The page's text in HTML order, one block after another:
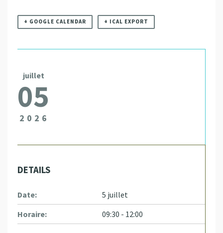
+ GOOGLE CALENDAR + ICAL EXPORT
juillet
05
2026
DETAILS
Date:
5 juillet
Horaire:
09:30 - 12:00